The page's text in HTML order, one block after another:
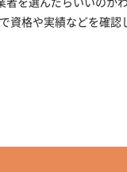
資格や実績などを確認